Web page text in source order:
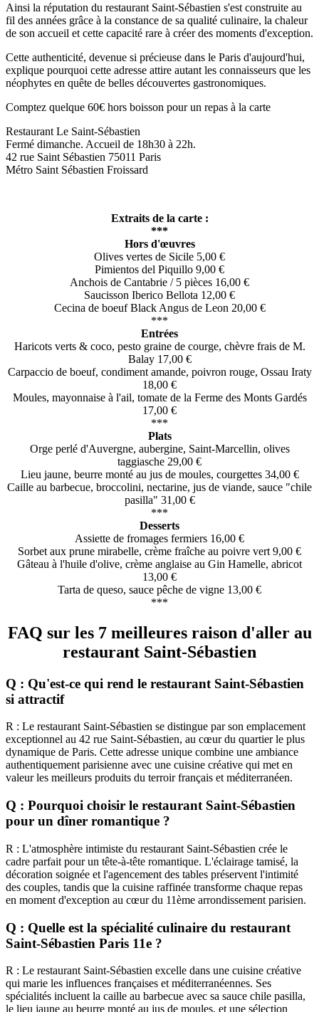
Ainsi la réputation du restaurant Saint-Sébastien s'est construite au
fil des années grâce à la constance de sa qualité culinaire, la chaleur
de son accueil et cette capacité rare à créer des moments d'exception.
Cette authenticité, devenue si précieuse dans le Paris d'aujourd'hui,
explique pourquoi cette adresse attire autant les connaisseurs que les
néophytes en quête de belles découvertes gastronomiques.
Comptez quelque 60€ hors boisson pour un repas à la carte
Restaurant Le Saint-Sébastien
Fermé dimanche. Accueil de 18h30 à 22h.
42 rue Saint Sébastien 75011 Paris
Métro Saint Sébastien Froissard
Extraits de la carte :
***
Hors d'œuvres
Olives vertes de Sicile 5,00 €
Pimientos del Piquillo 9,00 €
Anchois de Cantabrie / 5 pièces 16,00 €
Saucisson Iberico Bellota 12,00 €
Cecina de boeuf Black Angus de Leon 20,00 €
***
Entrées
Haricots verts & coco, pesto graine de courge, chèvre frais de M.
Balay 17,00 €
Carpaccio de boeuf, condiment amande, poivron rouge, Ossau Iraty
18,00 €
Moules, mayonnaise à l'ail, tomate de la Ferme des Monts Gardés
17,00 €
***
Plats
Orge perlé d'Auvergne, aubergine, Saint-Marcellin, olives
taggiasche 29,00 €
Lieu jaune, beurre monté au jus de moules, courgettes 34,00 €
Caille au barbecue, broccolini, nectarine, jus de viande, sauce "chile
pasilla" 31,00 €
***
Desserts
Assiette de fromages fermiers 16,00 €
Sorbet aux prune mirabelle, crème fraîche au poivre vert 9,00 €
Gâteau à l'huile d'olive, crème anglaise au Gin Hamelle, abricot
13,00 €
Tarta de queso, sauce pêche de vigne 13,00 €
***
FAQ sur les 7 meilleures raison d'aller au
restaurant Saint-Sébastien
Q : Qu'est-ce qui rend le restaurant Saint-Sébastien
si attractif
R : Le restaurant Saint-Sébastien se distingue par son emplacement
exceptionnel au 42 rue Saint-Sébastien, au cœur du quartier le plus
dynamique de Paris. Cette adresse unique combine une ambiance
authentiquement parisienne avec une cuisine créative qui met en
valeur les meilleurs produits du terroir français et méditerranéen.
Q : Pourquoi choisir le restaurant Saint-Sébastien
pour un dîner romantique ?
R : L'atmosphère intimiste du restaurant Saint-Sébastien crée le
cadre parfait pour un tête-à-tête romantique. L'éclairage tamisé, la
décoration soignée et l'agencement des tables préservent l'intimité
des couples, tandis que la cuisine raffinée transforme chaque repas
en moment d'exception au cœur du 11ème arrondissement parisien.
Q : Quelle est la spécialité culinaire du restaurant
Saint-Sébastien Paris 11e ?
R : Le restaurant Saint-Sébastien excelle dans une cuisine créative
qui marie les influences françaises et méditerranéennes. Ses
spécialités incluent la caille au barbecue avec sa sauce chile pasilla,
le lieu jaune au beurre monté au jus de moules, et une sélection